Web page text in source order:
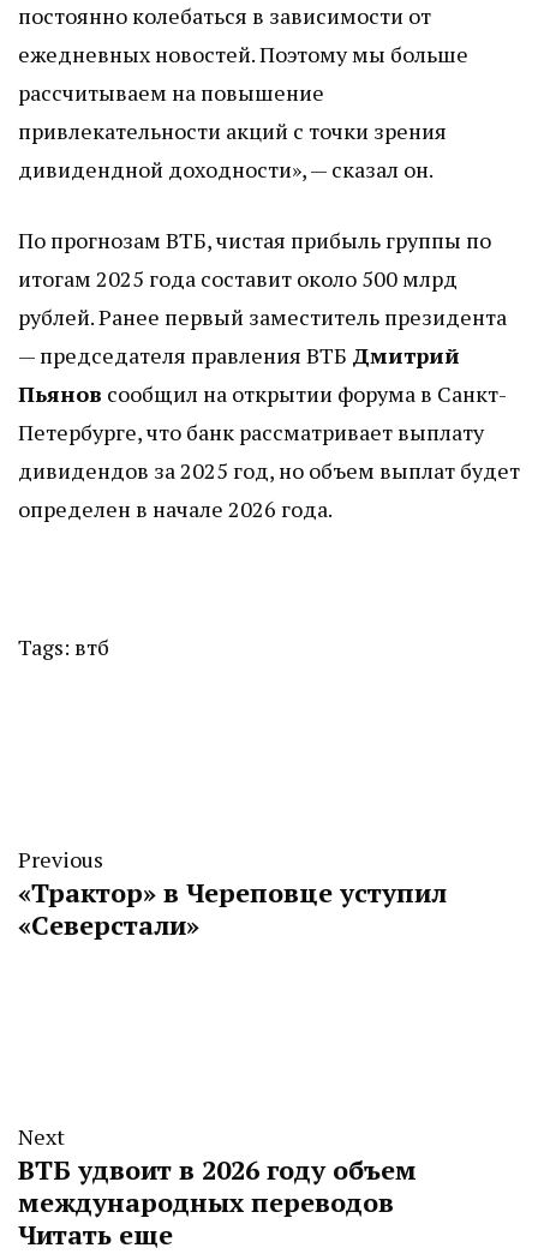
постоянно колебаться в зависимости от
ежедневных новостей. Поэтому мы больше
рассчитываем на повышение
привлекательности акций с точки зрения
дивидендной доходности», — сказал он.
По прогнозам ВТБ, чистая прибыль группы по
итогам 2025 года составит около 500 млрд
рублей. Ранее первый заместитель президента
— председателя правления ВТБ Дмитрий
Пьянов сообщил на открытии форума в Санкт-
Петербурге, что банк рассматривает выплату
дивидендов за 2025 год, но объем выплат будет
определен в начале 2026 года.
Tags: втб
Previous
«Трактор» в Череповце уступил
«Северстали»
Next
ВТБ удвоит в 2026 году объем
международных переводов
Читать еще